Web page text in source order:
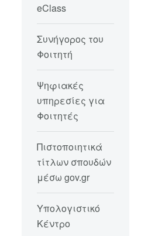
eClass
Συνήγορος του
Φοιτητή
Ψηφιακές
υπηρεσίες για
Φοιτητές
Πιστοποιητικά
τίτλων σπουδών
μέσω gov.gr
Υπολογιστικό
Κέντρο